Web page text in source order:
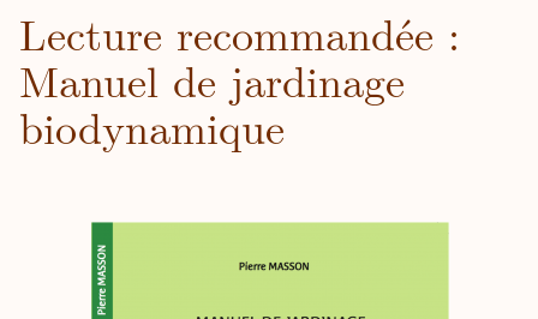
Lecture recommandée :
Manuel de jardinage
biodynamique